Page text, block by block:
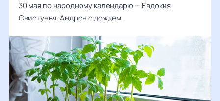
30 мая по народному календарю — Евдокия
Свистунья, Андрон с дождем.